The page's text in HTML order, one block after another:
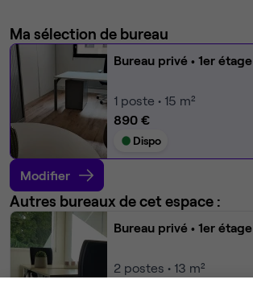
Ma sélection de bureau
Bureau privé • 1er étage
1 poste • 15 m²
890 €
Dispo
Modifier
Autres bureaux de cet espace :
Bureau privé • 1er étage
2 postes • 13 m²